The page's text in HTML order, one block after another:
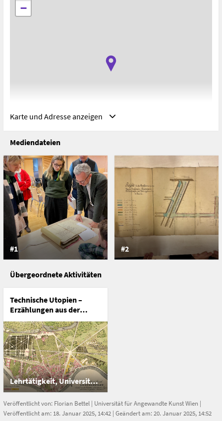
−
Adresse
Wiener Stadt- und Landesarchiv (MA 8), Wien, Österreich
Guglgasse 14
1110 Wien
Österreich
Karte und Adresse anzeigen
Mediendateien
#1 #2
Übergeordnete Aktivitäten
Technische Utopien –
Erzählungen aus der
Geschichte des
Fortschritts
Lehrtätigkeit, Universität für Angewandte Kunst Wien
Veröffentlicht von: Florian Bettel| Universität für Angewandte Kunst Wien |
Veröffentlicht am: 18. Januar 2025, 14:42 | Geändert am: 20. Januar 2025, 14:52